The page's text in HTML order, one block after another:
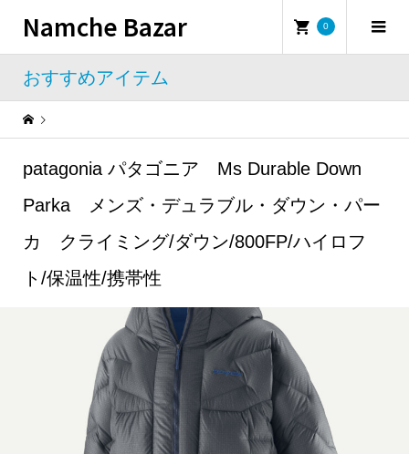
Namche Bazar 0
おすすめアイテム
patagonia パタゴニア Ms Durable Down Parka メンズ・デュラブル・ダウン・パーカ クライミング/ダウン/800FP/ハイロフト/保温性/携帯性
patagonia パタゴニア Ms Durable Down
Parka メンズ・デュラブル・ダウン・パー
カ クライミング/ダウン/800FP/ハイロフ
ト/保温性/携帯性